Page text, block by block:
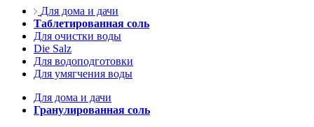
Для дома и дачи
Таблетированная соль
Для очистки воды
Die Salz
Для водоподготовки
Для умягчения воды
Для дома и дачи
Гранулированная соль